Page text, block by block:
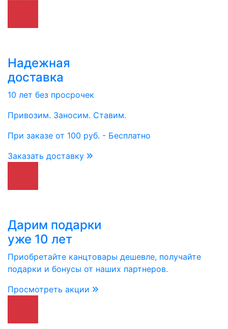
Надежная
доставка
10 лет без просрочек
Привозим. Заносим. Ставим.
При заказе от 100 руб. - Бесплатно
Заказать доставку
Дарим подарки
уже 10 лет
Приобретайте канцтовары дешевле, получайте
подарки и бонусы от наших партнеров.
Просмотреть акции